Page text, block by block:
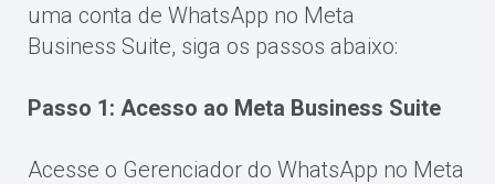
uma conta de WhatsApp no Meta
Business Suite, siga os passos abaixo:
Passo 1: Acesso ao Meta Business Suite
Acesse o Gerenciador do WhatsApp no Meta